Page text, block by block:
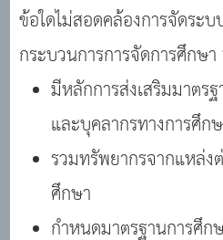
ข้อใดไม่สอดคล้องการจัดระบ
กระบวนการการจัดการศึกษ
มีหลักการส่งเสริมมาต
และบุคลากรทางการศึก
รวมทรัพยากรจากแหล่ง
ศึกษา
กำหนดมาตรฐานการศึ